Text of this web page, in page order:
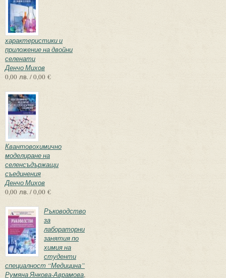
характеристики и
приложение на двойни
селенати
Денчо Михов
0,00 лв. / 0,00 €
Квантовохимично
моделиране на
селенсъдържащи
съединения
Денчо Михов
0,00 лв. / 0,00 €
Ръководство
за
лабораторни
занятия по
химия на
студенти
специалност “Медицина”
Румяна Янкова-Аврамова,